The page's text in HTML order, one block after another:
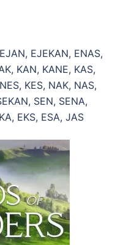
EJEKAN, ENAS,
KAN, KANE, KAS,
KES, NAK, NAS,
SEN, SENA,
EKS, ESA, JAS